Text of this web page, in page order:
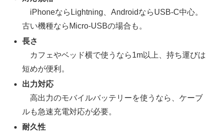
iPhoneならLightning、AndroidならUSB-C中心。
古い機種ならMicro-USBの場合も。
長さ
カフェやベッド横で使うなら1m以上、持ち運びは
短めが便利。
出力対応
高出力のモバイルバッテリーを使うなら、ケーブ
ルも急速充電対応が必要。
耐久性